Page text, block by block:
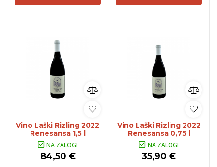
Vino Laški Rizling 2022
Renesansa 1,5 l
NA ZALOGI
84,50 €
Vino Laški Rizling 2022
Renesansa 0,75 l
NA ZALOGI
35,90 €